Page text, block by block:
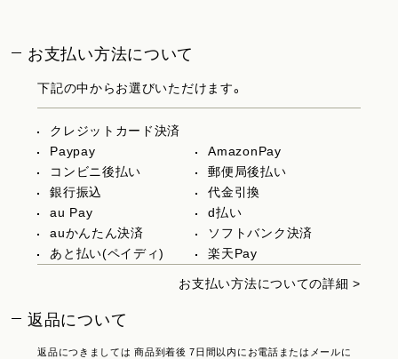
お支払い方法について
下記の中からお選びいただけます。
クレジットカード決済
Paypay
AmazonPay
コンビニ後払い
郵便局後払い
銀行振込
代金引換
au Pay
d払い
auかんたん決済
ソフトバンク決済
あと払い(ペイディ)
楽天Pay
お支払い方法についての詳細 >
返品について
返品につきましては 商品到着後 7日間以内にお電話またはメールに